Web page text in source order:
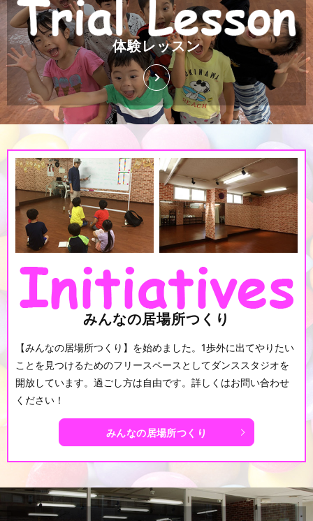
体験レッスン
みんなの居場所つくり
【みんなの居場所つくり】を始めました。1歩外に出てやりたい
ことを見つけるためのフリースペースとしてダンススタジオを
開放しています。過ごし方は自由です。詳しくはお問い合わせ
ください！
みんなの居場所つくり